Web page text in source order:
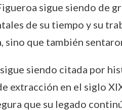
sigue siendo de
de su tiempo y su
que también
siendo citada por
extracción en el siglo
que su legado